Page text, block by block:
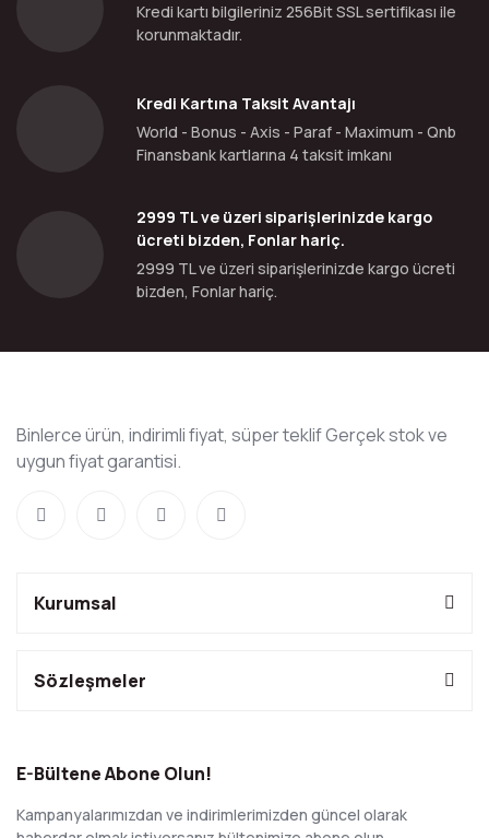
Kredi kartı bilgileriniz 256Bit SSL sertifikası ile
korunmaktadır.
Kredi Kartına Taksit Avantajı
World - Bonus - Axis - Paraf - Maximum - Qnb
Finansbank kartlarına 4 taksit imkanı
2999 TL ve üzeri siparişlerinizde kargo
ücreti bizden, Fonlar hariç.
2999 TL ve üzeri siparişlerinizde kargo ücreti
bizden, Fonlar hariç.
Binlerce ürün, indirimli fiyat, süper teklif Gerçek stok ve
uygun fiyat garantisi.
Kurumsal
Sözleşmeler
E-Bültene Abone Olun!
Kampanyalarımızdan ve indirimlerimizden güncel olarak